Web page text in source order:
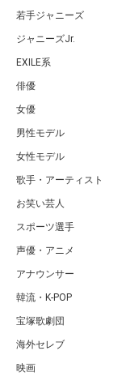
若手ジャニーズ
ジャニーズJr.
EXILE系
俳優
女優
男性モデル
女性モデル
歌手・アーティスト
お笑い芸人
スポーツ選手
声優・アニメ
アナウンサー
韓流・K-POP
宝塚歌劇団
海外セレブ
映画